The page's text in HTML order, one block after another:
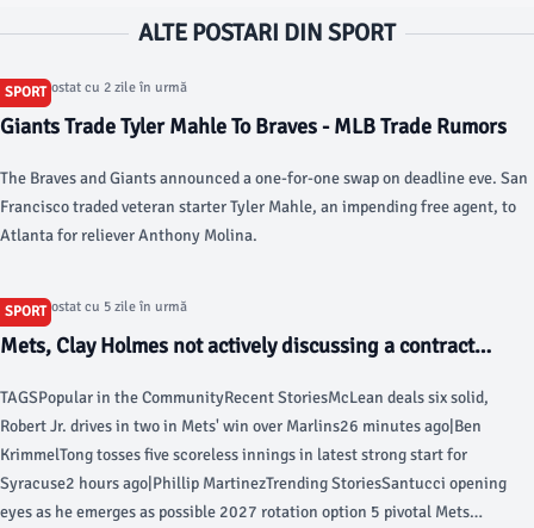
ALTE POSTARI DIN SPORT
SPORT
Articol postat cu 2 zile în urmă
Giants Trade Tyler Mahle To Braves - MLB Trade Rumors
The Braves and Giants announced a one-for-one swap on deadline eve. San
Francisco traded veteran starter Tyler Mahle, an impending free agent, to
Atlanta for reliever Anthony Molina.
SPORT
Articol postat cu 5 zile în urmă
Mets, Clay Holmes not actively discussing a contract
TAGSPopular in the CommunityRecent StoriesMcLean deals six solid,
Robert Jr. drives in two in Mets' win over Marlins26 minutes ago|Ben
KrimmelTong tosses five scoreless innings in latest strong start for
Syracuse2 hours ago|Phillip MartinezTrending StoriesSantucci opening
eyes as he emerges as possible 2027 rotation option 5 pivotal Mets